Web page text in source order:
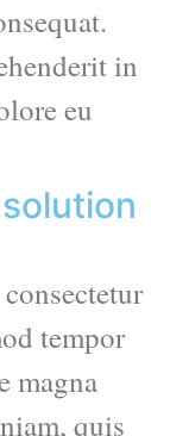
in
eu
tempor
magna
quis